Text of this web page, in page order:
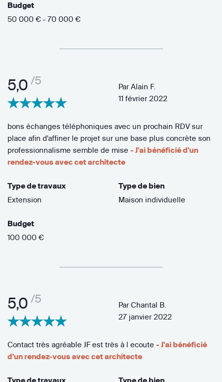
Budget
50 000 € - 70 000 €
5,0 /5 Par Alain F.
11 février 2022
bons échanges téléphoniques avec un prochain RDV sur
place afin d'affiner le projet sur une base plus concrète son
professionnalisme semble de mise - J'ai bénéficié d'un
rendez-vous avec cet architecte
Type de travaux
Extension
Type de bien
Maison individuelle
Budget
100 000 €
5,0 /5 Par Chantal B.
27 janvier 2022
Contact très agréable JF est très à l ecoute - J'ai bénéficié
d'un rendez-vous avec cet architecte